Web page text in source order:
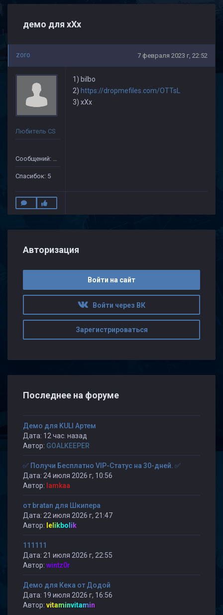
демо для хХх
zoro 7 февраля 2023 г, 22:52
Любитель CS
Сообщений: 43
Спасибок: 5
1) bilbo
2) https://dropmefiles.com/OTTsL
3) хХх
Авторизация
Войти на сайт
Войти через ВК
Зарегистрироваться
Последнее на форуме
Демо для KULI Артем
Дата: 12 час. назад
Автор: GOALKEEPER
✅ Получи Бесплатно VIP-Статус на 30-дней. ✅
Дата: 24 июля 2026 г, 10:56
Автор: lamkaa
от bratan для Шкипера
Дата: 22 июля 2026 г, 21:47
Автор: lelikbolik
111111
Дата: 21 июля 2026 г, 22:55
Автор: wintz0r
Демо для Кека от Додой
Дата: 19 июля 2026 г, 16:56
Автор: vitaminvitamin